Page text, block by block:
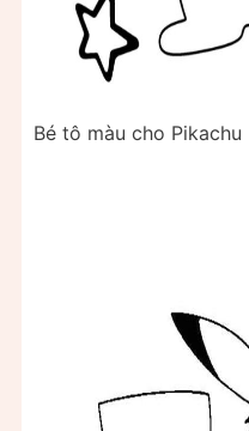
Bé tô màu cho Pikachu